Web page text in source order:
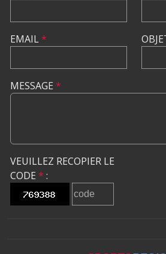
EMAIL*
MESSAGE *
VEUILLEZ RECOPIER LE
CODE * :